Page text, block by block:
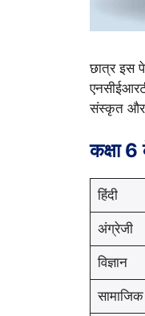
छात्र इस
संस्कृत और
कक्षा
हिंदी
अंग्रेजी
विज्ञान
सामाजिक